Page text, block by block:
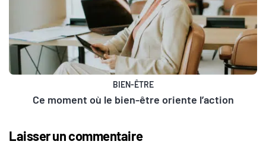
BIEN-ÊTRE
Ce moment où le bien-être oriente l’action
Laisser un commentaire